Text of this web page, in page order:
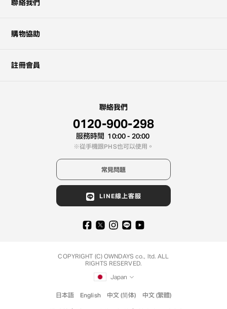
聯絡我們
購物協助
註冊會員
聯絡我們
0120-900-298
服務時間 10:00 - 20:00
從手機跟PHS也可以使用。
常見問題
LINE線上客服
COPYRIGHT (C) OWNDAYS co., ltd. ALL
RIGHTS RESERVED.
Japan
日本語 English 中文 (简体) 中文 (繁體)